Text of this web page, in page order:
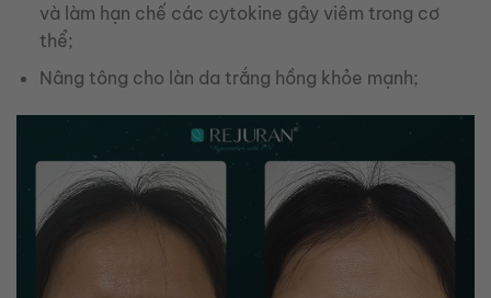
và làm hạn chế các cytokine gây viêm trong cơ
thể;
Nâng tông cho làn da trắng hồng khỏe mạnh;